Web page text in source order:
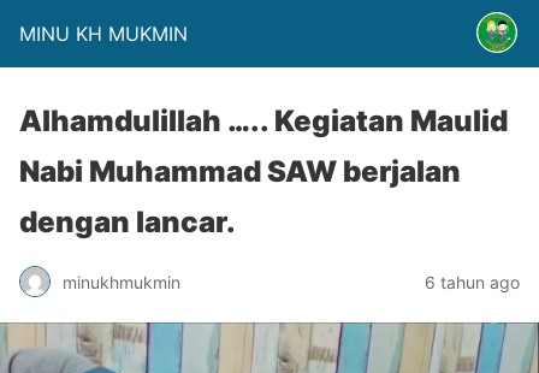
MINU KH MUKMIN
Alhamdulillah ….. Kegiatan Maulid
Nabi Muhammad SAW berjalan
dengan lancar.
minukhmukmin 6 tahun ago